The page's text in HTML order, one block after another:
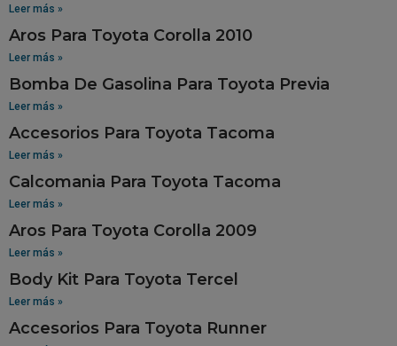
Leer más »
Aros Para Toyota Corolla 2010
Leer más »
Bomba De Gasolina Para Toyota Previa
Leer más »
Accesorios Para Toyota Tacoma
Leer más »
Calcomania Para Toyota Tacoma
Leer más »
Aros Para Toyota Corolla 2009
Leer más »
Body Kit Para Toyota Tercel
Leer más »
Accesorios Para Toyota Runner